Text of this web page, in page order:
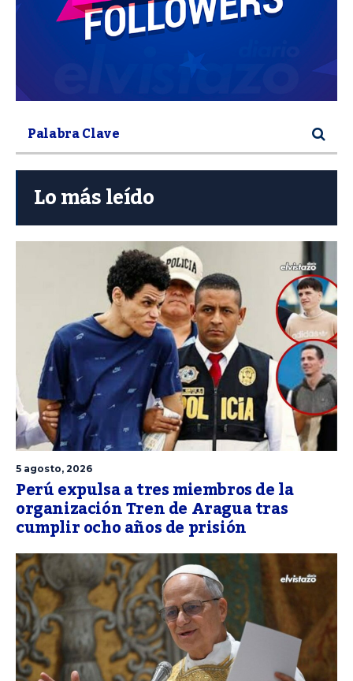
Lo más leído
5 agosto, 2026
Perú expulsa a tres miembros de la
organización Tren de Aragua tras
cumplir ocho años de prisión